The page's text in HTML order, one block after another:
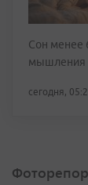
Сон менее
мышления
сегодня,